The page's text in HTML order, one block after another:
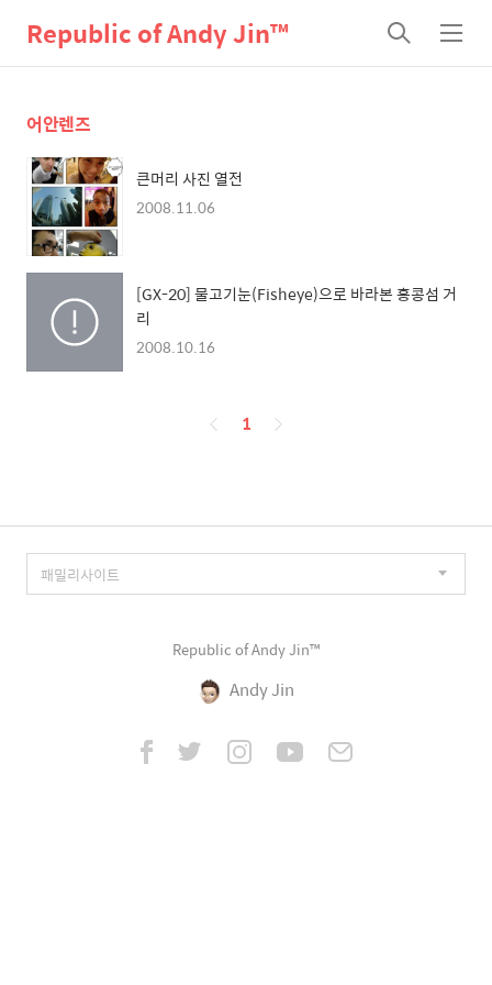
Republic of Andy Jin™
검
색
메
뉴
어안렌즈
큰머리 사진 열전
2008.11.06
[GX-20] 물고기눈(Fisheye)으로 바라본 홍콩섬 거
리
2008.10.16
페
1
Republic of Andy Jin™
Andy Jin